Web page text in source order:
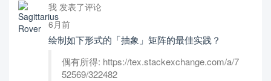
我 发表了评论
6月前
绘制如下形式的「抽象」矩阵的最佳实践？
偶有所得: https://tex.stackexchange.com/a/7
52569/322482